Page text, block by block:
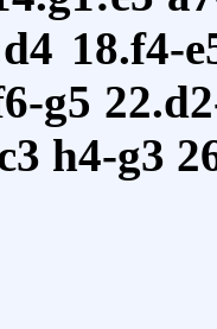
18.f4-
g5
h4-g3